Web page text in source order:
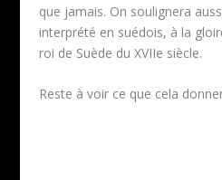
que jamais. On soulignera
interprété en suédois, à la
roi de Suède du XVIIe siècle.
Reste à voir ce que cela